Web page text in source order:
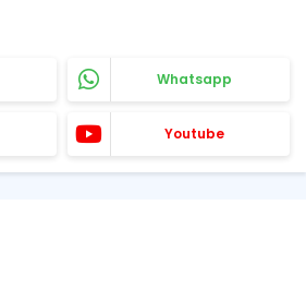
Whatsapp
Youtube